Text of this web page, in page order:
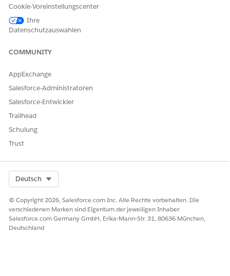
bestimmtes Profil oder einen bestimmten Benutzer
abgefragt und berechnet werden.
Neuberechnungen des Rollups nach Nachschlagevorgang
Sie können die RBL-Regeln für Ihre Organisation auf der
berechnen.
KONNTEN SIE IHR PROBLEM MITHILFE DIESES ARTIKELS
Cookie-Voreinstellungscenter
Ihre
Datenschutzauswahlen
COMMUNITY
AppExchange
Salesforce-Administratoren
Salesforce-Entwickler
Trailhead
Schulung
Trust
Deutsch
© Copyright 2026, Salesforce.com Inc. Alle Rechte vorbehalten. Die
verschiedenen Marken sind Eigentum der jeweiligen Inhaber.
Salesforce.com Germany GmbH, Erika-Mann-Str. 31, 80636 München,
Deutschland